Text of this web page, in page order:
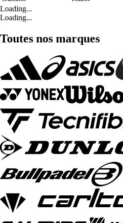
Loading...
Loading...
Toutes nos marques